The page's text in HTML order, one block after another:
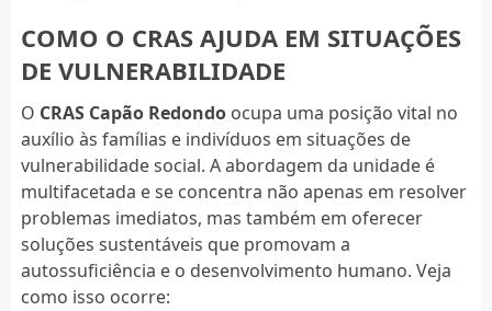
COMO O CRAS AJUDA EM SITUAÇÕES
DE VULNERABILIDADE
O CRAS Capão Redondoocupa uma posição vital no
auxílio às famílias e indivíduos em situações de
vulnerabilidade social. A abordagem da unidade é
multifacetada e se concentra não apenas em resolver
problemas imediatos, mas também em oferecer
soluções sustentáveis que promovam a
autossuficiência e o desenvolvimento humano. Veja
como isso ocorre: